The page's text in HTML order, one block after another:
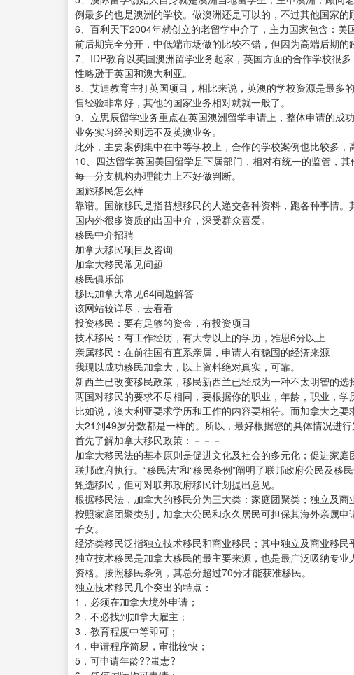
例最多的也是澳洲的学校。做澳洲还是可以的，不过其他国家的
6、百利天下2004年就创立的老留学中介了，主力国家包含：美
前后期完全分开，中低端市场做的比较不错，但因为高端后期的
7、IDP教育以英国澳洲留学业务起家，英国方面的合作学校很
性略逊于英国和澳大利亚。
8、艾迪教育主打英国项目，相比来说，英澳的学校资源是最多
售经验非常好，其他的国家业务相对就就一般了。
9、立思辰留学业务重点在英国澳洲留学申请上，整体申请的成
业务实习经验则远不及英澳业务。
此外，主要案例集中在中等学校上，合作的学校案例也比较多，
10、四达留学英国美国留学是下属部门，相对有统一的监管，
每一分支机构办理能力上不好做判断。
国旅移民怎么样
靠谱。国旅移民是指替想移民的人递交各种资料，跑各种事情
国内外很多资质的出国中介，深受群众喜爱。
移民中介招聘
加拿大移民项目及咨询
加拿大移民常见问题
移民俱乐部
移民加拿大常见64问题解答
该网站较详尽，去看看
投资移民：要有足够的资金，有投资项目
技术移民：有工作经历，有大专以上的学历，雅思6分以上
亲属移民：在前往国有直系亲属，申请人有稳固的经济来源
我现以成功移民加拿大，以上资料绝对真实，可靠。
新西兰已改变移民政策，移民新西兰已经成为一种不太明智的
两国对移民的要求不尽相同，要根据你的职业，年龄，职业，学
比如说，澳大利亚要求学历和工作的内容要相符。而加拿大之
大21到49岁分数都是一样的。所以，最好根据您的具体情况进行
首先了解加拿大移民政策：－－－
加拿大移民法的基本原则是促进文化及社会的多元化；促进家
联邦政府执行。“移民法”和“移民条例”阐明了联邦政府公民及
甄选移民，但可对联邦政府移民计划提出意见。
根据移民法，加拿大的移民分为三大类：家庭团聚类；独立及商
按照家庭团聚类别，加拿大公民和永久居民可担保其海外亲属
子女。
经济类移民泛指独立技术移民和商业移民；其中独立及商业移民
独立技术移民是加拿大移民的最主要来源，也是最广泛吸纳专
资格。按照移民条例，其总分超过70分才能获准移民。
独立技术移民几个突出的特点：
1．必须在加拿大境外申请；
2．不必找到加拿大雇主；
3．教育程度中等即可；
4．申请程序简易，审批较快；
5．可申请年龄??蚩恚?